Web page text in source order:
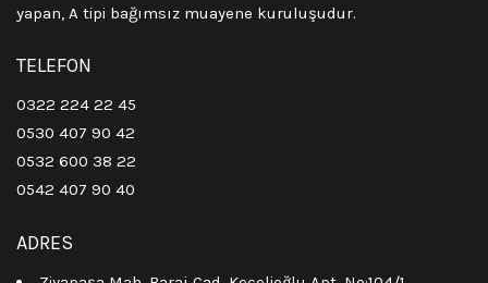
yapan, A tipi bağımsız muayene kuruluşudur.
TELEFON
0322 224 22 45
0530 407 90 42
0532 600 38 22
0542 407 90 40
ADRES